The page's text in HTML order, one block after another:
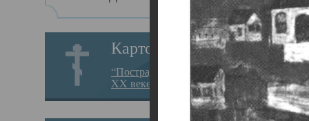
Картотека
“Пострадавшие за веру в
XX веке на Севере”